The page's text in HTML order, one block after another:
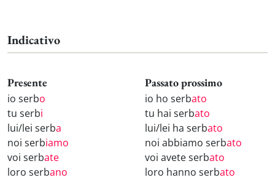
Indicativo
Presente
io serbo
tu serbi
lui/lei serba
noi serbiamo
voi serbate
loro serbano
Passato prossimo
io ho serbato
tu hai serbato
lui/lei ha serbato
noi abbiamo serbato
voi avete serbato
loro hanno serbato